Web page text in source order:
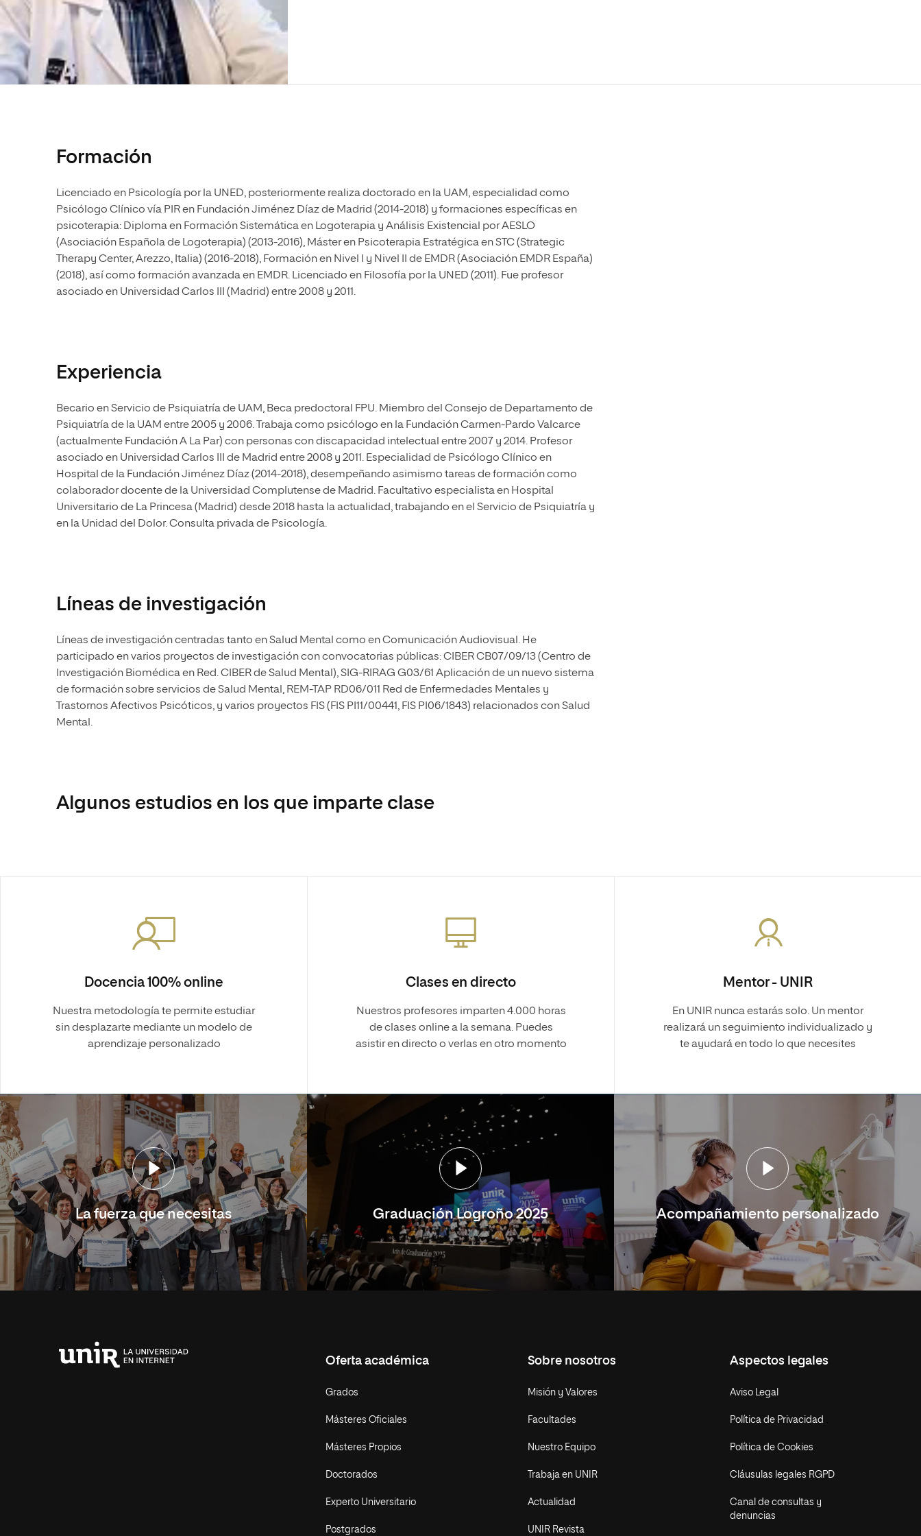
Ciencias Políticas y Relaciones
Internacionales
Diseño
Ciencias de la Salud
Ciencias Sociales
Humanidades
Ingeniería y Tecnología
Ciencias de la Salud
Ciencias Sociales
Internacional
Escuela de Humanidades
Normas de Organización y
Funcionamiento
Formación
Licenciado en Psicología por la UNED, posteriormente realiza doctorado en la UAM, especialidad como
Psicólogo Clínico vía PIR en Fundación Jiménez Díaz de Madrid (2014-2018) y formaciones específicas en
psicoterapia: Diploma en Formación Sistemática en Logoterapia y Análisis Existencial por AESLO
(Asociación Española de Logoterapia) (2013-2016), Máster en Psicoterapia Estratégica en STC (Strategic
Therapy Center, Arezzo, Italia) (2016-2018), Formación en Nivel I y Nivel II de EMDR (Asociación EMDR España)
(2018), así como formación avanzada en EMDR. Licenciado en Filosofía por la UNED (2011). Fue profesor
asociado en Universidad Carlos III (Madrid) entre 2008 y 2011.
Experiencia
Becario en Servicio de Psiquiatría de UAM, Beca predoctoral FPU. Miembro del Consejo de Departamento de
Psiquiatría de la UAM entre 2005 y 2006. Trabaja como psicólogo en la Fundación Carmen-Pardo Valcarce
(actualmente Fundación A La Par) con personas con discapacidad intelectual entre 2007 y 2014. Profesor
asociado en Universidad Carlos III de Madrid entre 2008 y 2011. Especialidad de Psicólogo Clínico en
Hospital de la Fundación Jiménez Díaz (2014-2018), desempeñando asimismo tareas de formación como
colaborador docente de la Universidad Complutense de Madrid. Facultativo especialista en Hospital
Universitario de La Princesa (Madrid) desde 2018 hasta la actualidad, trabajando en el Servicio de Psiquiatría y
en la Unidad del Dolor. Consulta privada de Psicología.
Líneas de investigación
Líneas de investigación centradas tanto en Salud Mental como en Comunicación Audiovisual. He
participado en varios proyectos de investigación con convocatorias públicas: CIBER CB07/09/13 (Centro de
Investigación Biomédica en Red. CIBER de Salud Mental), SIG-RIRAG G03/61 Aplicación de un nuevo sistema
de formación sobre servicios de Salud Mental, REM-TAP RD06/011 Red de Enfermedades Mentales y
Trastornos Afectivos Psicóticos, y varios proyectos FIS (FIS PI11/00441, FIS PI06/1843) relacionados con Salud
Mental.
Algunos estudios en los que imparte clase
Docencia 100% online
Nuestra metodología te permite estudiar
sin desplazarte mediante un modelo de
aprendizaje personalizado
Clases en directo
Nuestros profesores imparten 4.000 horas
de clases online a la semana. Puedes
asistir en directo o verlas en otro momento
Mentor - UNIR
En UNIR nunca estarás solo. Un mentor
realizará un seguimiento individualizado y
te ayudará en todo lo que necesites
La fuerza que necesitas Graduación Logroño 2025 Acompañamiento personalizado
Oferta académica
Grados
Másteres Oficiales
Másteres Propios
Doctorados
Experto Universitario
Postgrados
Sobre nosotros
Misión y Valores
Facultades
Nuestro Equipo
Trabaja en UNIR
Actualidad
UNIR Revista
Aspectos legales
Aviso Legal
Política de Privacidad
Política de Cookies
Cláusulas legales RGPD
Canal de consultas y
denuncias